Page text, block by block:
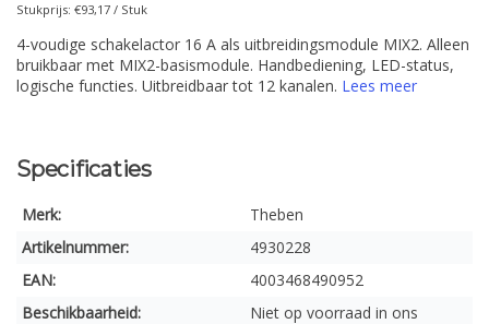
Stukprijs: €93,17 / Stuk
4-voudige schakelactor 16 A als uitbreidingsmodule MIX2. Alleen
bruikbaar met MIX2-basismodule. Handbediening, LED-status,
logische functies. Uitbreidbaar tot 12 kanalen. Lees meer
Specificaties
Merk:
Theben
Artikelnummer:
4930228
EAN:
4003468490952
Beschikbaarheid:
Niet op voorraad in ons